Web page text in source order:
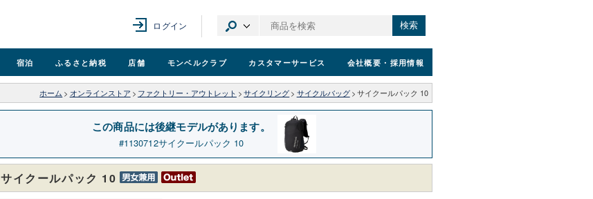
ログイン 検索
宿泊 ふるさと納税 店舗 モンベルクラブ カスタマーサービス 会社概要 ・採用情報
ホーム > オンラインストア > ファクトリー・アウトレット > サイクリング > サイクルバッグ > サイクールパック 10
この商品には後継モデルがあります。
1130712サイクールパック 10
サイクールパック 10